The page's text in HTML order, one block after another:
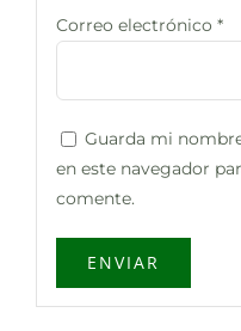
Correo electrónico *
Guarda mi
en este navegador
comente.